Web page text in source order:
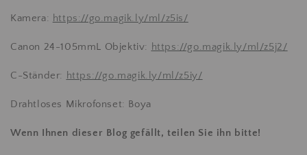
Kamera: https://go.magik.ly/ml/z5is/
Canon 24-105mmL Objektiv: https://go.magik.ly/ml/z5j2/
C-Ständer: https://go.magik.ly/ml/z5iy/
Drahtloses Mikrofonset: Boya
Wenn Ihnen dieser Blog gefällt, teilen Sie ihn bitte!